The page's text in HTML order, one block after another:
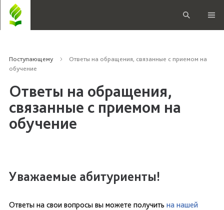
Поступающему
Ответы на обращения, связанные с приемом на
обучение
Ответы на обращения,
связанные с приемом на
обучение
Уважаемые абитуриенты!
Ответы на свои вопросы вы можете получить на нашей